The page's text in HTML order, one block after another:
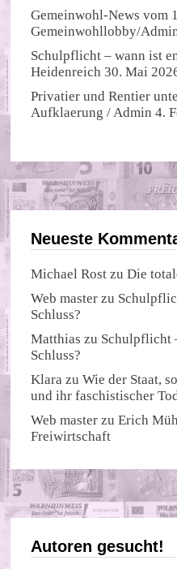
Gemeinwohl-News vom
Gemeinwohllobby/
Schulpflicht – wann ist
Heidenreich 30. Mai
Privatier und Rentier
Aufklaerung / Admin 4.
Neueste
Michael Rost zuDie
Web master zu
Schluss?
Matthias zu Schulpflicht
Schluss?
Klara zuWie der Staat,
und ihr faschistischer
Web master zuErich
Freiwirtschaft
Autoren gesucht!